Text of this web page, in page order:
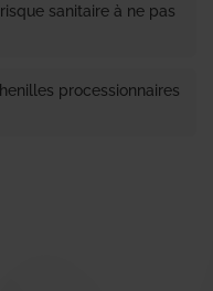
sanitaire à ne pas
processionnaires